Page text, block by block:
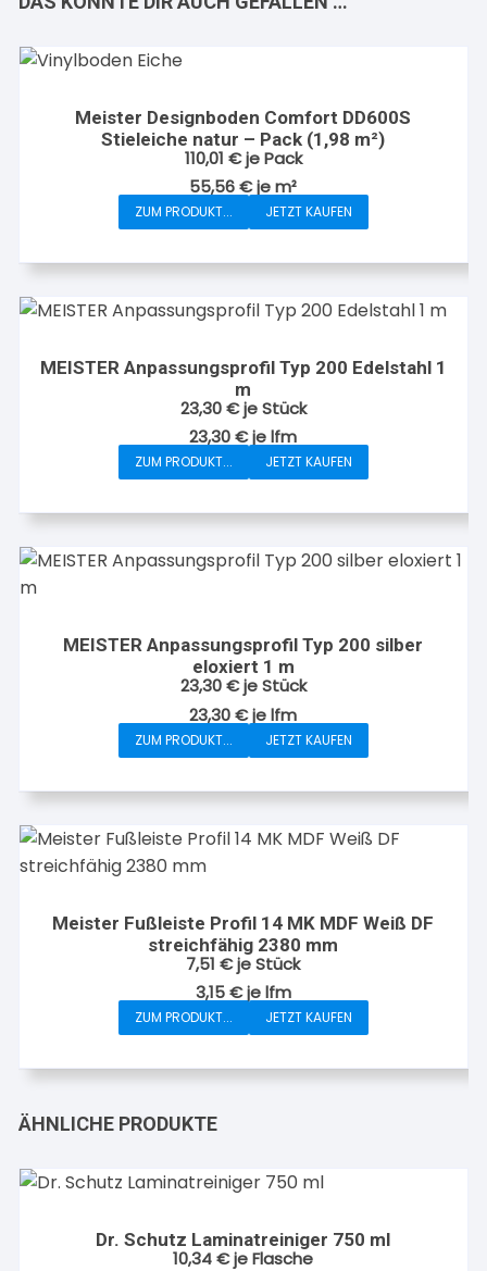
Meister Designboden Comfort DD600S
Stieleiche natur – Pack (1,98 m²)
110,01 €je Pack
55,56€jem²
ZUM PRODUKT... JETZT KAUFEN
MEISTER Anpassungsprofil Typ 200 Edelstahl 1
m
23,30€je Stück
23,30€jelfm
ZUM PRODUKT... JETZT KAUFEN
MEISTER Anpassungsprofil Typ 200 silber
eloxiert 1 m
23,30€je Stück
23,30€jelfm
ZUM PRODUKT... JETZT KAUFEN
Meister Fußleiste Profil 14 MK MDF Weiß DF
streichfähig 2380 mm
7,51€je Stück
3,15€jelfm
ZUM PRODUKT... JETZT KAUFEN
ÄHNLICHE PRODUKTE
Dr. Schutz Laminatreiniger 750 ml
10,34€je Flasche